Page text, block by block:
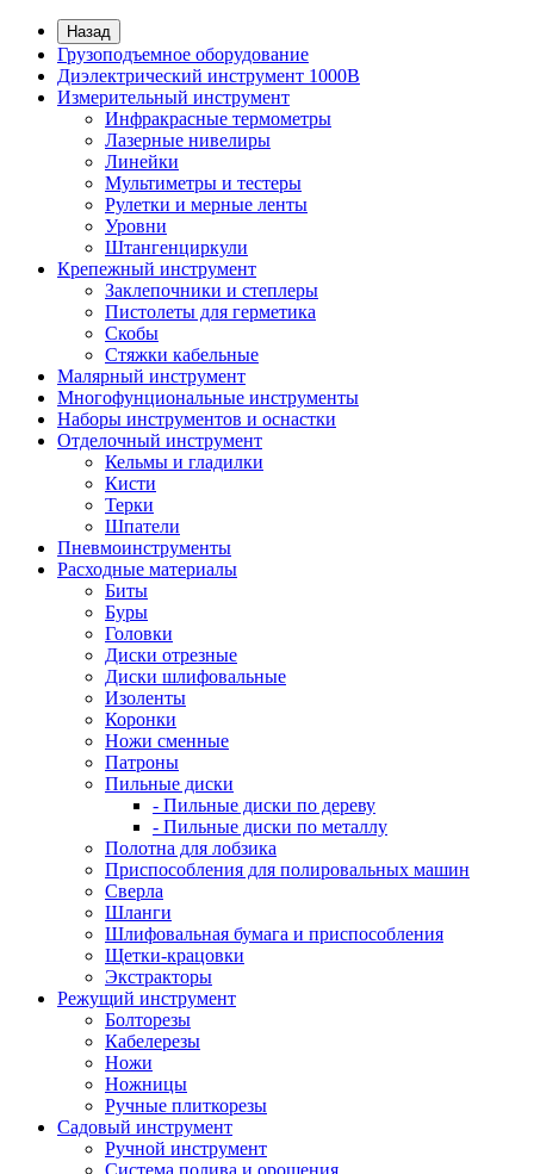
Назад
Грузоподъемное оборудование
Диэлектрический инструмент 1000В
Измерительный инструмент
Инфракрасные термометры
Лазерные нивелиры
Линейки
Мультиметры и тестеры
Рулетки и мерные ленты
Уровни
Штангенциркули
Крепежный инструмент
Заклепочники и степлеры
Пистолеты для герметика
Скобы
Стяжки кабельные
Малярный инструмент
Многофунциональные инструменты
Наборы инструментов и оснастки
Отделочный инструмент
Кельмы и гладилки
Кисти
Терки
Шпатели
Пневмоинструменты
Расходные материалы
Биты
Буры
Головки
Диски отрезные
Диски шлифовальные
Изоленты
Коронки
Ножи сменные
Патроны
Пильные диски
- Пильные диски по дереву
- Пильные диски по металлу
Полотна для лобзика
Приспособления для полировальных машин
Сверла
Шланги
Шлифовальная бумага и приспособления
Щетки-крацовки
Экстракторы
Режущий инструмент
Болторезы
Кабелерезы
Ножи
Ножницы
Ручные плиткорезы
Садовый инструмент
Ручной инструмент
Система полива и орошения